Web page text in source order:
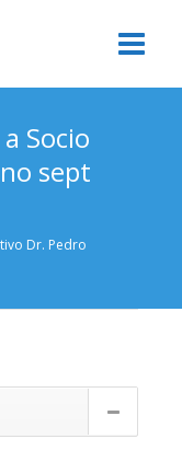
Socio
sept
Dr. Pedro